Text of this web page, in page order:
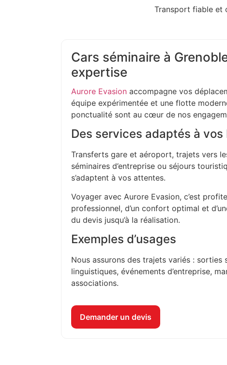
Transport fiable et
Cars séminaire à
expertise
Aurore Evasion accompagne vos
équipe expérimentée et une flotte
ponctualité sont au cœur de nos
Des services adaptés à vos
Transferts gare et aéroport, trajets vers
séminaires d’entreprise ou séjours
s’adaptent à vos attentes.
Voyager avec Aurore Evasion, c’est
professionnel, d’un confort optimal et
du devis jusqu’à la réalisation.
Exemples d’usages
Nous assurons des trajets variés : sorties
linguistiques, événements d’entreprise,
associations.
Demander un devis